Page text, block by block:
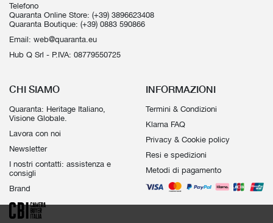
Telefono
Quaranta Online Store: (+39) 3896623408
Quaranta Boutique: (+39) 0883 590866
Email: web@quaranta.eu
Hub Q Srl - P.IVA: 08779550725
CHI SIAMO
Quaranta: Heritage Italiano,
Visione Globale.
Lavora con noi
Newsletter
I nostri contatti: assistenza e
consigli
Brand
INFORMAZIONI
Termini & Condizioni
Klarna FAQ
Privacy & Cookie policy
Resi e spedizioni
Metodi di pagamento